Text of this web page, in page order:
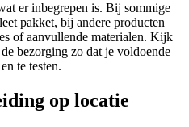
er inbegrepen is. Bij sommige
pakket, bij andere producten
of aanvullende materialen. Kijk
bezorging zo dat je voldoende
te testen.
op locatie